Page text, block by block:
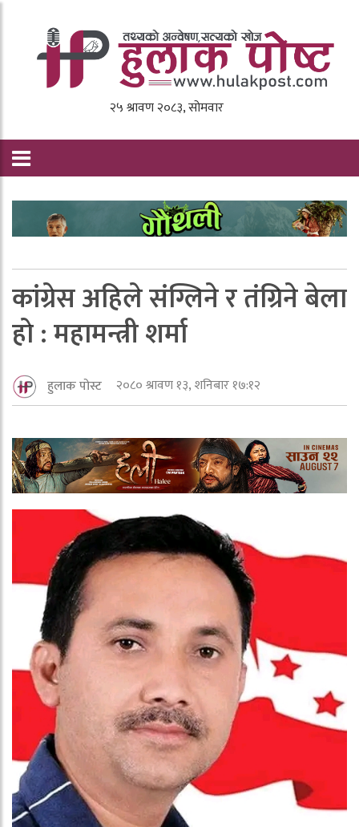
कांग्रेस अहिले संग्लिने र तंग्रिने बेला
हाे : महामन्त्री शर्मा
हुलाक पोस्ट २०८० श्रावण १३, शनिबार १७:१२